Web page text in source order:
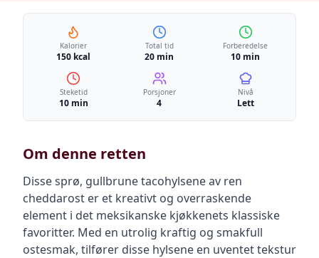
Kalorier
150 kcal
Total tid
20 min
Forberedelse
10 min
Steketid
10 min
Porsjoner
4
Nivå
Lett
Om denne retten
Disse sprø, gullbrune tacohylsene av ren
cheddarost er et kreativt og overraskende
element i det meksikanske kjøkkenets klassiske
favoritter. Med en utrolig kraftig og smakfull
ostesmak, tilfører disse hylsene en uventet tekstur